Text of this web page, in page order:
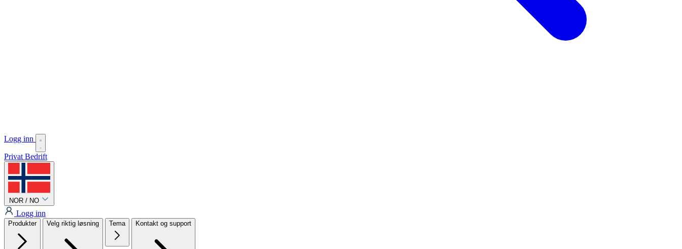
Logg inn
Privat Bedrift
NOR / NO
Logg inn
Produkter Velg riktig løsning Tema Kontakt og support